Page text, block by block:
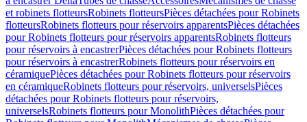
et robinets flotteursRobinets flotteursPièces détachées pour Robinets
flotteursRobinets flotteurs pour réservoirs apparentsPièces détachées
pour Robinets flotteurs pour réservoirs apparentsRobinets flotteurs
pour réservoirs à encastrerPièces détachées pour Robinets flotteurs
pour réservoirs à encastrerRobinets flotteurs pour réservoirs en
céramiquePièces détachées pour Robinets flotteurs pour réservoirs
en céramiqueRobinets flotteurs pour réservoirs, universelsPièces
détachées pour Robinets flotteurs pour réservoirs,
universelsRobinets flotteurs pour MonolithPièces détachées pour